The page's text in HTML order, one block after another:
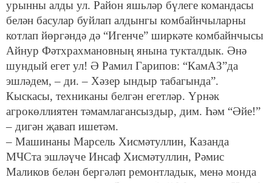
урынны алды ул. Район яшьләр бүлеге командасы
белән басулар буйлап алдынгы комбайнчыларны
котлап йөргәндә дә “Игенче” ширкәте комбайнчысы
Айнур Фәтхрахмановның янына тукталдык. Әнә
шундый егет ул! Ә Рамил Гарипов: “КамАЗ”да
эшләдем, – ди. – Хәзер ындыр табагында”.
Кыскасы, техниканы белгән егетләр. Үрнәк
агрокөллиятен тәмамлагансыздыр, дим. Һәм “Әйе!”
– дигән җавап ишетәм.
– Машинаны Марсель Хисмәтуллин, Казанда
МЧСта эшләүче Инсаф Хисмәтуллин, Рәмис
Маликов белән бергәләп ремонтладык, менә монда